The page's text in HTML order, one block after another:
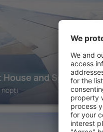
and Spa
nopți